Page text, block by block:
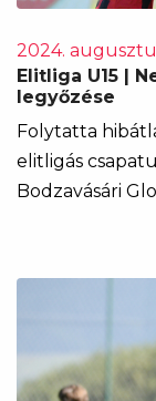
2024.
Elitliga U15 |
legyőzése
Folytatta
elitligás
Bodzavásári